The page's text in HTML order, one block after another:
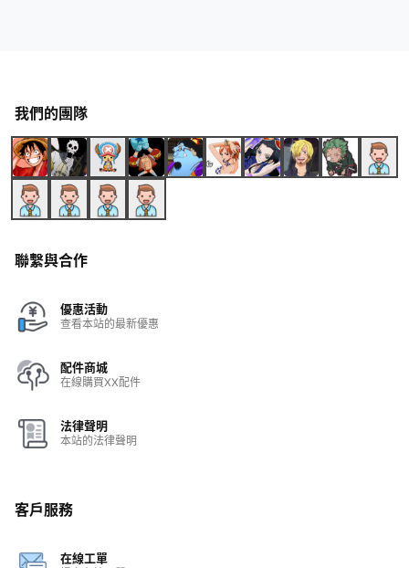
我們的團隊
聯繫與合作
優惠活動
查看本站的最新優惠
配件商城
在線購買XX配件
法律聲明
本站的法律聲明
客戶服務
在線工單